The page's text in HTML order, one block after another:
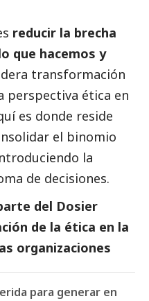
reducir la brecha
que hacemos y
transformación
perspectiva ética en
es donde reside
el binomio
la
de decisiones.
del Dosier
de la ética en la
organizaciones
para generar en